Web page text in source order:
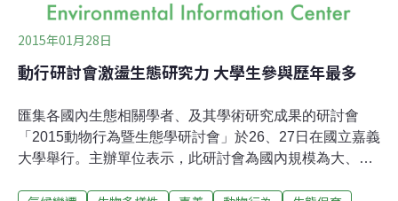
2015年01月28日
動行研討會激盪生態研究力 大學生參與歷年最多
匯集各國內生態相關學者、及其學術研究成果的研討會
「2015動物行為暨生態學研討會」於26、27日在國立嘉義
大學舉行。主辦單位表示，此研討會為國內規模為大、歷